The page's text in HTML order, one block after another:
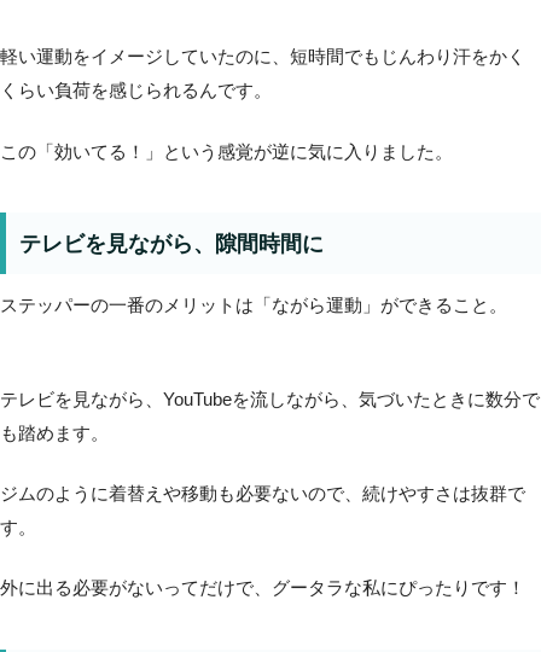
軽い運動をイメージしていたのに、短時間でもじんわり汗をかく
くらい負荷を感じられるんです。
この「効いてる！」という感覚が逆に気に入りました。
テレビを見ながら、隙間時間に
ステッパーの一番のメリットは「ながら運動」ができること。
テレビを見ながら、YouTubeを流しながら、気づいたときに数分で
も踏めます。
ジムのように着替えや移動も必要ないので、続けやすさは抜群で
す。
外に出る必要がないってだけで、グータラな私にぴったりです！